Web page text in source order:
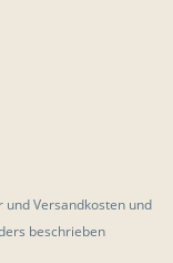
undVersandkostenund
beschrieben